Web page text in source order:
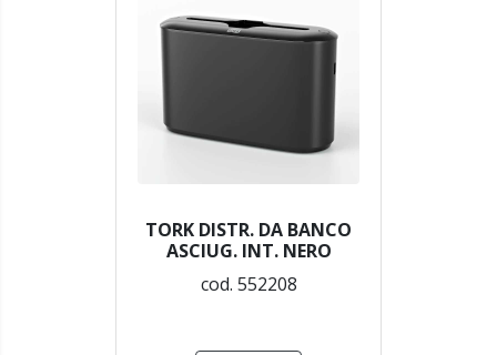
TORK DISTR. DA BANCO
ASCIUG. INT. NERO
cod. 552208